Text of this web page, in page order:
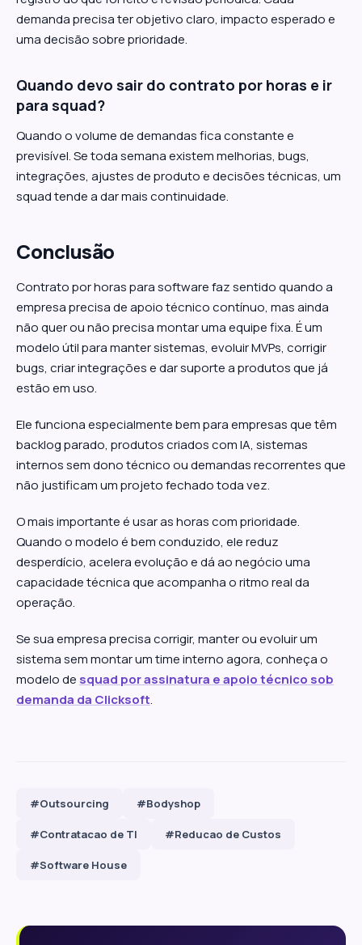
demanda precisa ter objetivo claro, impacto esperado e
uma decisão sobre prioridade.
Quando devo sair do contrato por horas e ir
para squad?
Quando o volume de demandas fica constante e
previsível. Se toda semana existem melhorias, bugs,
integrações, ajustes de produto e decisões técnicas, um
squad tende a dar mais continuidade.
Conclusão
Contrato por horas para software faz sentido quando a
empresa precisa de apoio técnico contínuo, mas ainda
não quer ou não precisa montar uma equipe fixa. É um
modelo útil para manter sistemas, evoluir MVPs, corrigir
bugs, criar integrações e dar suporte a produtos que já
estão em uso.
Ele funciona especialmente bem para empresas que têm
backlog parado, produtos criados com IA, sistemas
internos sem dono técnico ou demandas recorrentes que
não justificam um projeto fechado toda vez.
O mais importante é usar as horas com prioridade.
Quando o modelo é bem conduzido, ele reduz
desperdício, acelera evolução e dá ao negócio uma
capacidade técnica que acompanha o ritmo real da
operação.
Se sua empresa precisa corrigir, manter ou evoluir um
sistema sem montar um time interno agora, conheça o
modelo de squad por assinatura e apoio técnico sob
demanda da Clicksoft.
#Outsourcing #Bodyshop
#Contratacao de TI #Reducao de Custos
#Software House